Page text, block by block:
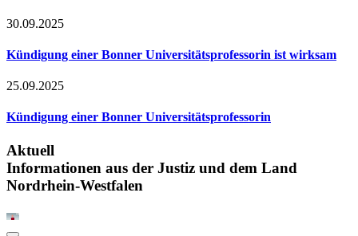
30.09.2025
Kündigung einer Bonner Universitätsprofessorin ist wirksam
25.09.2025
Kündigung einer Bonner Universitätsprofessorin
Aktuell
Informationen aus der Justiz und dem Land
Nordrhein-Westfalen